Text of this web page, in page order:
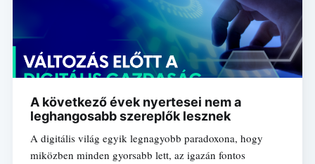
A következő évek nyertesei nem a
leghangosabb szereplők lesznek
A digitális világ egyik legnagyobb paradoxona, hogy
miközben minden gyorsabb lett, az igazán fontos